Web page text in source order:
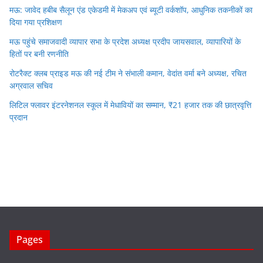
मऊ: जावेद हबीब सैलून एंड एकेडमी में मेकअप एवं ब्यूटी वर्कशॉप, आधुनिक तकनीकों का
दिया गया प्रशिक्षण
मऊ पहुंचे समाजवादी व्यापार सभा के प्रदेश अध्यक्ष प्रदीप जायसवाल, व्यापारियों के
हितों पर बनी रणनीति
रोटरैक्ट क्लब प्राइड मऊ की नई टीम ने संभाली कमान, वेदांत वर्मा बने अध्यक्ष, रचित
अग्रवाल सचिव
लिटिल फ्लावर इंटरनेशनल स्कूल में मेधावियों का सम्मान, ₹21 हजार तक की छात्रवृत्ति
प्रदान
Pages